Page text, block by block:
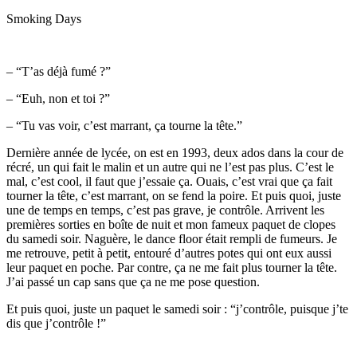
Smoking Days
– “T’as déjà fumé ?”
– “Euh, non et toi ?”
– “Tu vas voir, c’est marrant, ça tourne la tête.”
Dernière année de lycée, on est en 1993, deux ados dans la cour de
récré, un qui fait le malin et un autre qui ne l’est pas plus. C’est le
mal, c’est cool, il faut que j’essaie ça. Ouais, c’est vrai que ça fait
tourner la tête, c’est marrant, on se fend la poire. Et puis quoi, juste
une de temps en temps, c’est pas grave, je contrôle. Arrivent les
premières sorties en boîte de nuit et mon fameux paquet de clopes
du samedi soir. Naguère, le dance floor était rempli de fumeurs. Je
me retrouve, petit à petit, entouré d’autres potes qui ont eux aussi
leur paquet en poche. Par contre, ça ne me fait plus tourner la tête.
J’ai passé un cap sans que ça ne me pose question.
Et puis quoi, juste un paquet le samedi soir : “j’contrôle, puisque j’te
dis que j’contrôle !”